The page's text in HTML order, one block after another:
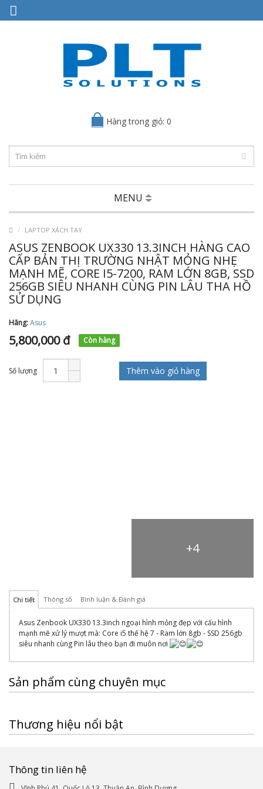
Hàng trong giỏ: 0
MENU
LAPTOP XÁCH TAY
ASUS ZENBOOK UX330 13.3INCH HÀNG CAO
CẤP BẢN THỊ TRƯỜNG NHẬT MỎNG NHẸ
MẠNH MẼ, CORE I5-7200, RAM LỚN 8GB, SSD
256GB SIÊU NHANH CÙNG PIN LÂU THA HỒ
SỬ DỤNG
Hãng:Asus
5,800,000 đ Còn hàng
Số lượng Thêm vào giỏ hàng
+4
Chi tiết Thông số Bình luận & Đánh giá
Asus Zenbook UX330 13.3inch ngoại hình mỏng đẹp với cấu hình
mạnh mẽ xử lý mượt mà: Core i5 thế hệ 7 - Ram lớn 8gb - SSD 256gb
siêu nhanh cùng Pin lâu theo bạn đi muôn nơi
Sản phẩm cùng chuyên mục
Thương hiệu nổi bật
Thông tin liên hệ